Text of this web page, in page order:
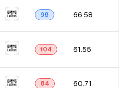
98 66.58
104 61.55
84 60.71